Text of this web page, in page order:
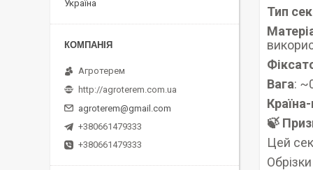
Тип
Вага:
🍃
Цей
Україна
Агротерем
http://agroterem.com.ua
agroterem@gmail.com
+380661479333
+380661479333